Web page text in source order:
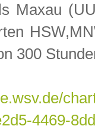
Maxau
300
4469-